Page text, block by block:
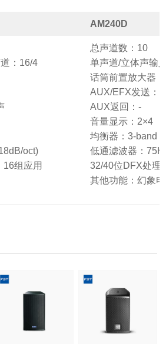
AM240D
：16/4
oct)
组应用
总声道数：10
单声道/立体声输
话筒前置放大器
AUX/EFX发送：1
AUX返回：-
音量显示：2×4
均衡器：3-band
低通滤波器：
32/40位DFX处理
其他功能：幻象